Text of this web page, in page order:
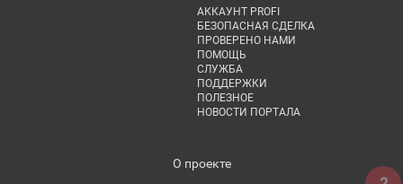
АККАУНТ PROFI
БЕЗОПАСНАЯ СДЕЛКА
ПРОВЕРЕНО НАМИ
ПОМОЩЬ
СЛУЖБА
ПОДДЕРЖКИ
ПОЛЕЗНОЕ
НОВОСТИ ПОРТАЛА
О проекте